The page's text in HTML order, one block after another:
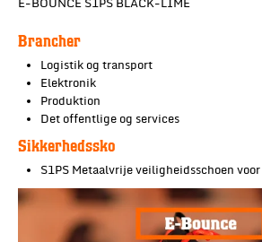
E-BOUNCE S1PS BLACK-LIME
Brancher
Logistik og transport
Elektronik
Produktion
Det offentlige og services
Sikkerhedssko
S1PS Metaalvrije veiligheidsschoen